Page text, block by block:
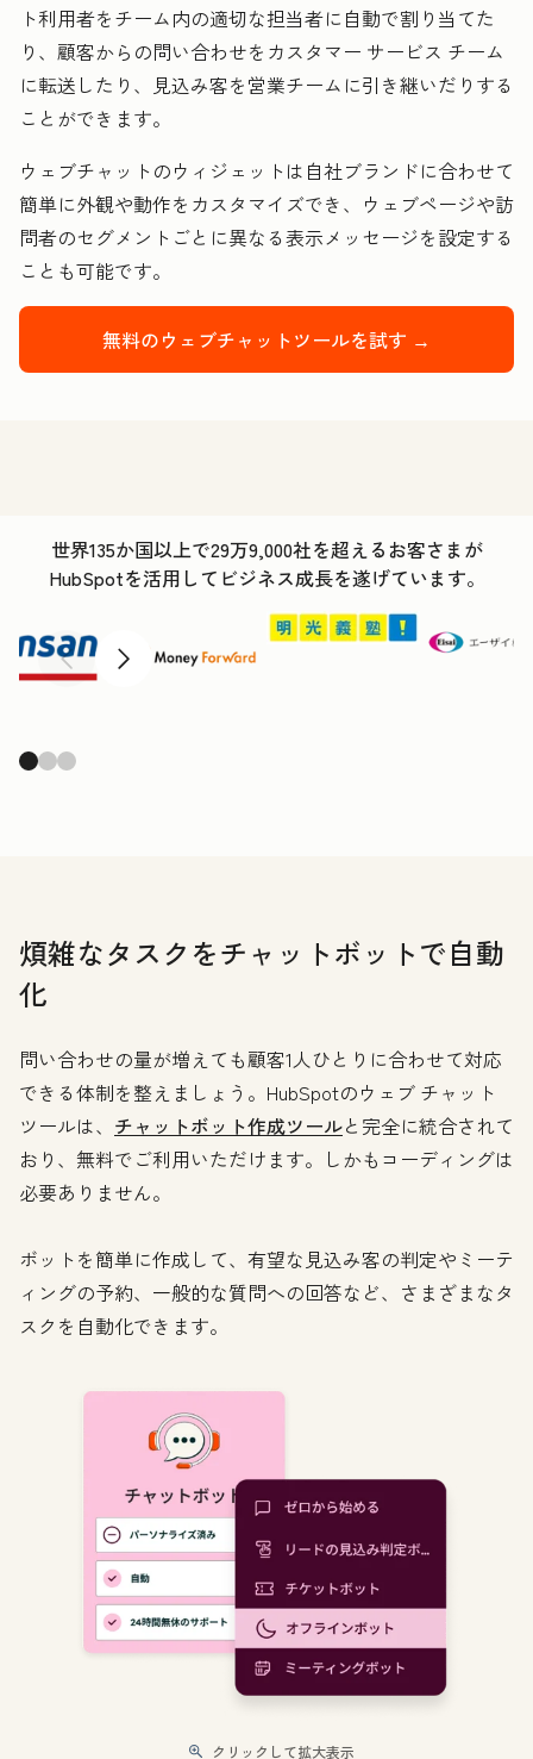
ト利用者をチーム内の適切な担当者に自動で割り当てた
り、顧客からの問い合わせをカスタマー サービス チーム
に転送したり、見込み客を営業チームに引き継いだりする
ことができます。
ウェブチャットのウィジェットは自社ブランドに合わせて
簡単に外観や動作をカスタマイズでき、ウェブページや訪
問者のセグメントごとに異なる表示メッセージを設定する
ことも可能です。
無料のウェブチャットツールを試す →
世界135か国以上で29万9,000社を超えるお客さまが
HubSpotを活用してビジネス成長を遂げています。
前へ 次へ
煩雑なタスクをチャットボットで自動
化
問い合わせの量が増えても顧客1人ひとりに合わせて対応
できる体制を整えましょう。HubSpotのウェブ チャット
ツールは、 チャットボット作成ツールと完全に統合されて
おり、無料でご利用いただけます。しかもコーディングは
必要ありません。
ボットを簡単に作成して、有望な見込み客の判定やミーテ
ィングの予約、一般的な質問への回答など、さまざまなタ
スクを自動化できます。
クリックして拡大表示